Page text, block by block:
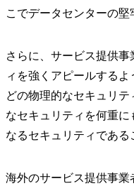
こでデータセンターの堅
さらに、サービス提供
ィを強くアピールする
どの物理的なセキュリ
なセキュリティを何重
なるセキュリティである
海外のサービス提供事